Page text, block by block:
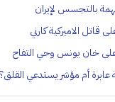
بالتجسس لإيران
قاتل الاميركية كارني
خان يونس وحي التفاح